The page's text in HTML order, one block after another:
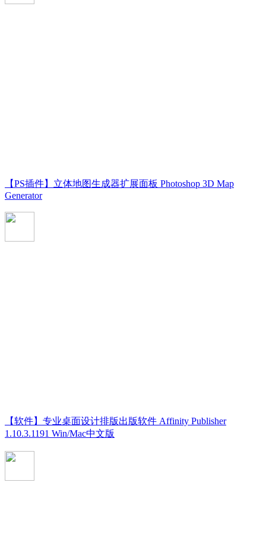
【PS插件】立体地图生成器扩展面板 Photoshop 3D Map
Generator
【软件】专业桌面设计排版出版软件 Affinity Publisher
1.10.3.1191 Win/Mac中文版